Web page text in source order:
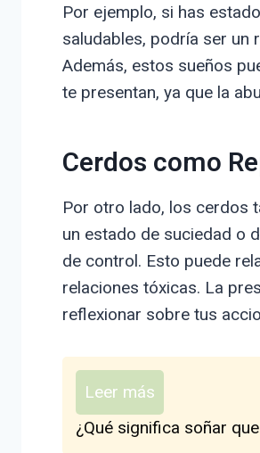
Por ejemplo, si has
saludables, podría ser un
Además, estos sueños
te presentan, ya que la
Cerdos como
Por otro lado, los cerdos
un estado de suciedad o
de control. Esto puede
relaciones tóxicas. La
reflexionar sobre tus
Leer más
¿Qué significa soñar